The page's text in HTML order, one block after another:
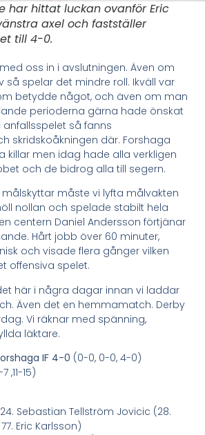
har hittat luckan ovanför Eric
axel och fastställer
till 4-0.
oss in i avslutningen. Även om
så spelar det mindre roll. Ikväll var
betydde något, och även om man
perioderna gärna hade önskat
anfallsspelet så fanns
skridskoåkningen där. Forshaga
killar men idag hade alla verkligen
och de bidrog alla till segern.
måste vi lyfta målvakten
nollan och spelade stabilt hela
centern Daniel Andersson förtjänar
Hårt jobb över 60 minuter,
och visade flera gånger vilken
offensiva spelet.
här i några dagar innan vi laddar
Även det en hemmamatch. Derby
Vi räknar med spänning,
läktare.
IF 4-0 (0-0, 0-0, 4-0)
,11-15)
24. Sebastian Tellström Jovicic (28.
Eric Karlsson)